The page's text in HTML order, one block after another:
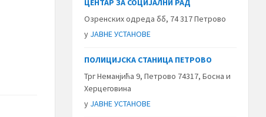
ЦЕНТАР ЗА СОЦИЈАЛНИ РАД
Озренских одреда бб, 74 317 Петрово
у ЈАВНЕ УСТАНОВЕ
ПОЛИЦИЈСКА СТАНИЦА ПЕТРОВО
Трг Неманјића 9, Петрово 74317, Босна и
Херцеговина
у ЈАВНЕ УСТАНОВЕ